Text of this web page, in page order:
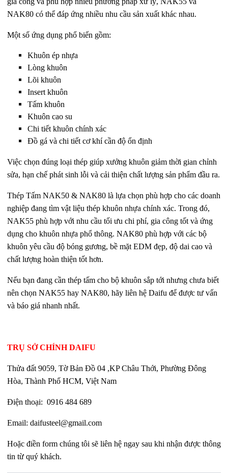
NAK80 có thể đáp ứng nhiều nhu cầu sản xuất khác nhau.
Một số ứng dụng phổ biến gồm:
Khuôn ép nhựa
Lòng khuôn
Lõi khuôn
Insert khuôn
Tấm khuôn
Khuôn cao su
Chi tiết khuôn chính xác
Đồ gá và chi tiết cơ khí cần độ ổn định
Việc chọn đúng loại thép giúp xưởng khuôn giảm thời gian chỉnh
sửa, hạn chế phát sinh lỗi và cải thiện chất lượng sản phẩm đầu ra.
Thép Tấm NAK50 & NAK80 là lựa chọn phù hợp cho các doanh
nghiệp đang tìm vật liệu thép khuôn nhựa chính xác. Trong đó,
NAK55 phù hợp với nhu cầu tối ưu chi phí, gia công tốt và ứng
dụng cho khuôn nhựa phổ thông. NAK80 phù hợp với các bộ
khuôn yêu cầu độ bóng gương, bề mặt EDM đẹp, độ dai cao và
chất lượng hoàn thiện tốt hơn.
Nếu bạn đang cần thép tấm cho bộ khuôn sắp tới nhưng chưa biết
nên chọn NAK55 hay NAK80, hãy liên hệ Daifu để được tư vấn
và báo giá nhanh nhất.
TRỤ SỞ CHÍNH DAIFU
Thửa đất 9059, Tờ Bản Đồ 04 ,KP Châu Thới, Phường Đông
Hòa, Thành Phố HCM, Việt Nam
Điện thoại: 0916 484 689
Email: daifusteel@gmail.com
Hoặc điền form chúng tôi sẽ liên hệ ngay sau khi nhận được thông
tin từ quý khách.